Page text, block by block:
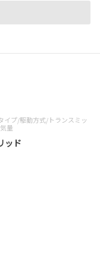
イプ/駆動方式/トランスミッ
量
ッド